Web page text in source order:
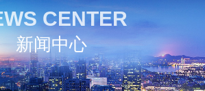
CENTER
新闻中心